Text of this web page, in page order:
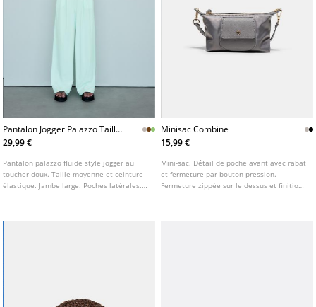
Pantalon Jogger Palazzo Taille
Elastique
29,99 €
Pantalon palazzo fluide style jogger au
toucher doux. Taille moyenne et ceinture
élastique. Jambe large. Poches latérales.
Minisac Combine
15,99 €
Mini-sac. Détail de poche avant avec rabat
et fermeture par bouton-pression.
Fermeture zippée sur le dessus et finition